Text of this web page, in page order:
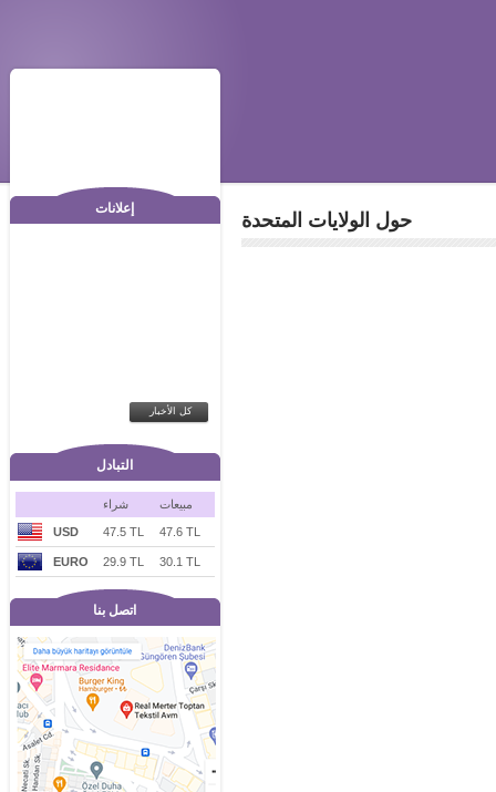
إعلانات
كل الأخبار
التبادل
شراء مبيعات
USD 47.5 TL 47.6 TL
EURO 29.9 TL 30.1 TL
اتصل بنا
حول الولايات المتحدة